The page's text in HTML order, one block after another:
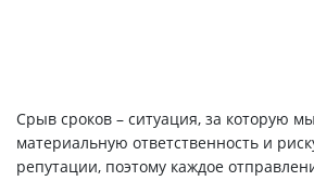
Срыв сроков – ситуация, за которую
материальную ответственность и
репутации, поэтому каждое